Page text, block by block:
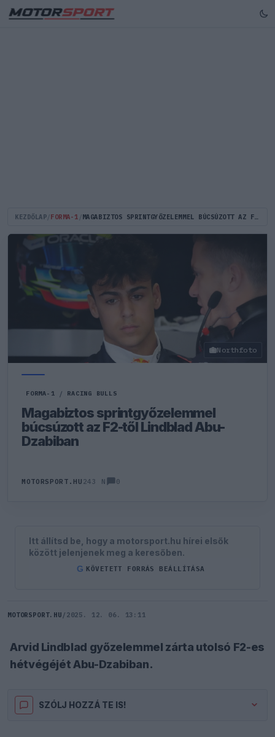
KEZDŐLAP FORMA-1 MAGABIZTOS SPRINTGYŐZELEMMEL BÚCSÚZOTT AZ F2-TŐL LINDBLAD ABU-DZABIBAN
Northfoto
FORMA-1 / RACING BULLS
Magabiztos sprintgyőzelemmel
búcsúzott az F2-től Lindblad Abu-
Dzabiban
MOTORSPORT.HU 243 N 0
Itt állítsd be, hogy a motorsport.hu hírei elsők
között jelenjenek meg a keresőben.
G KÖVETETT FORRÁS BEÁLLÍTÁSA
MOTORSPORT.HU / 2025. 12. 06. 13:11
Arvid Lindblad győzelemmel zárta utolsó F2-es
hétvégéjét Abu-Dzabiban.
SZÓLJ HOZZÁ TE IS!